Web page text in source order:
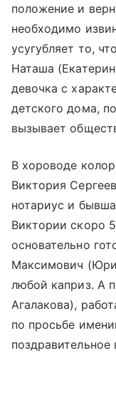
положение и
необходимо
усугубляет то,
Наташа
девочка с
детского дома,
вызывает
В хороводе
Виктория
нотариус и
Виктории скоро
основательно
Максимович
любой каприз. А
Агалакова),
по просьбе
поздравительное